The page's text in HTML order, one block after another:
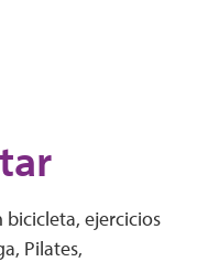
bicicleta, ejercicios
Pilates,